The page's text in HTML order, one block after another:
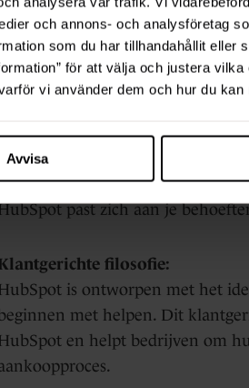
och annons- och analysföretag
som du har tillhandahållit
för att välja och justera
vi använder dem och hur du kan
Avvisa
biedt een alles-in-één
combineert.
een consistentere
voor groei:
HubSpot CRM is schaalbaar en
bent dat net begint of een
past zich aan je
filosofie:
HubSpot is ontworpen met het
met helpen. Dit
HubSpot en helpt bedrijven om